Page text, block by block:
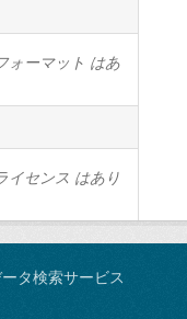
ォーマット はあ
イセンス はあり
タ検索サービス